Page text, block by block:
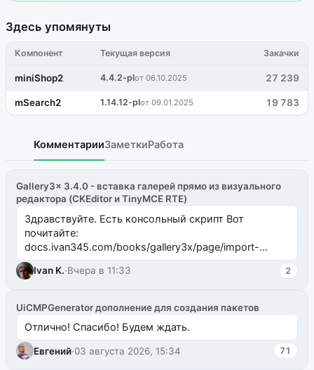
Здесь упомянуты
Компонент Текущая версия Закачки
miniShop2 4.4.2-plот 06.10.2025 27 239
mSearch2 1.14.12-plот 09.01.2025 19 783
КомментарииЗаметкиРабота
Gallery3x 3.4.0 - вставка галерей прямо из визуального
редактора (CKEditor и TinyMCE RTE)
Здравствуйте. Есть консольный скрипт Вот
почитайте:
docs.ivan345.com/books/gallery3x/page/import-
ms2galleryphp
Ivan K.·Вчера в 11:33 2
UiCMPGenerator дополнение для создания пакетов
Отлично! Спасибо! Будем ждать.
Евгений·03 августа 2026, 15:34 71